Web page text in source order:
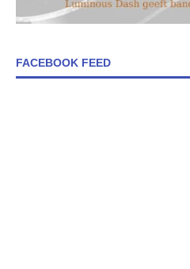
FACEBOOK FEED